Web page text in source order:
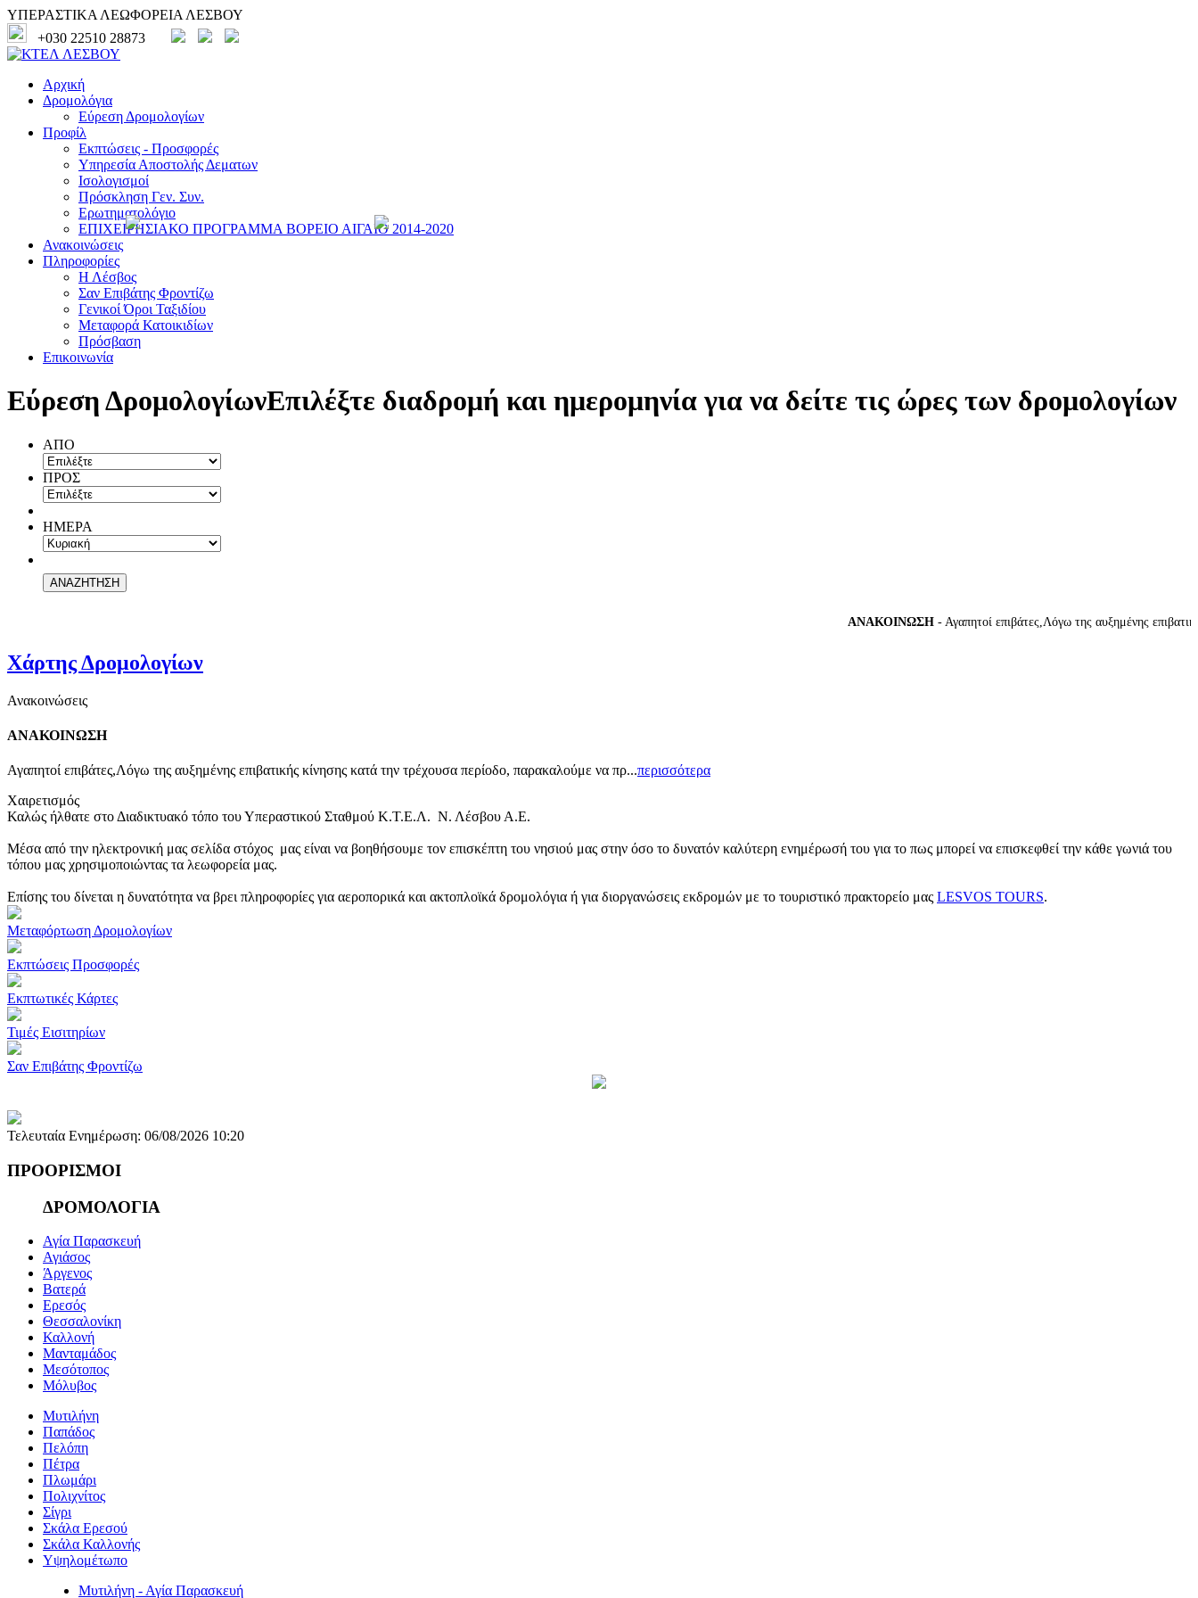
ΥΠΕΡΑΣΤΙΚΑ ΛΕΩΦΟΡΕΙΑ ΛΕΣΒΟΥ
+030 22510 28873
Αρχική
Δρομολόγια
Εύρεση Δρομολογίων
Προφίλ
Εκπτώσεις - Προσφορές
Υπηρεσία Αποστολής Δεματων
Ισολογισμοί
Πρόσκληση Γεν. Συν.
Ερωτηματολόγιο
ΕΠΙΧΕΙΡΗΣΙΑΚΟ ΠΡΟΓΡΑΜΜΑ ΒΟΡΕΙΟ ΑΙΓΑΙΟ 2014-2020
Ανακοινώσεις
Πληροφορίες
Η Λέσβος
Σαν Επιβάτης Φροντίζω
Γενικοί Όροι Ταξιδίου
Μεταφορά Κατοικιδίων
Πρόσβαση
Επικοινωνία
Εύρεση ΔρομολογίωνΕπιλέξτε διαδρομή και ημερομηνία για να δείτε τις ώρες των δρομολογίων
ΑΠΟ
ΠΡΟΣ
ΗΜΕΡΑ
ΑΝΑΚΟΙΝΩΣΗ- Αγαπητοί επιβάτες,Λόγω της αυξημένης επιβατικής
Χάρτης Δρομολογίων
Ανακοινώσεις
ΑΝΑΚΟΙΝΩΣΗ
Αγαπητοί επιβάτες,Λόγω της αυξημένης επιβατικής κίνησης κατά την τρέχουσα περίοδο, παρακαλούμε να πρ...περισσότερα
Χαιρετισμός
Καλώς ήλθατε στο Διαδικτυακό τόπο του Υπεραστικού Σταθμού Κ.Τ.Ε.Λ. Ν. Λέσβου Α.Ε.
Μέσα από την ηλεκτρονική μας σελίδα στόχος μας είναι να βοηθήσουμε τον επισκέπτη του νησιού μας στην όσο το δυνατόν καλύτερη ενημέρωσή του για το πως μπορεί να επισκεφθεί την κάθε γωνιά του
τόπου μας χρησιμοποιώντας τα λεωφορεία μας.
Επίσης του δίνεται η δυνατότητα να βρει πληροφορίες για αεροπορικά και ακτοπλοϊκά δρομολόγια ή για διοργανώσεις εκδρομών με το τουριστικό πρακτορείο μας LESVOS TOURS.
Μεταφόρτωση Δρομολογίων
Εκπτώσεις Προσφορές
Εκπτωτικές Κάρτες
Τιμές Εισιτηρίων
Σαν Επιβάτης Φροντίζω
Τελευταία Ενημέρωση: 06/08/2026 10:20
ΠΡΟΟΡΙΣΜΟΙ
ΔΡΟΜΟΛΟΓΙΑ
Αγία Παρασκευή
Αγιάσος
Άργενος
Βατερά
Ερεσός
Θεσσαλονίκη
Καλλονή
Μανταμάδος
Μεσότοπος
Μόλυβος
Μυτιλήνη
Παπάδος
Πελόπη
Πέτρα
Πλωμάρι
Πολιχνίτος
Σίγρι
Σκάλα Ερεσού
Σκάλα Καλλονής
Υψηλομέτωπο
Μυτιλήνη - Αγία Παρασκευή